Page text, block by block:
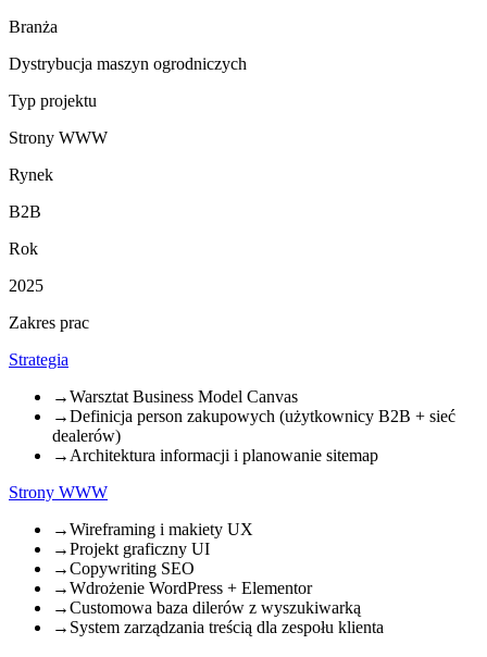
Branża
Dystrybucja maszyn ogrodniczych
Typ projektu
Strony WWW
Rynek
B2B
Rok
2025
Zakres prac
Strategia
→Warsztat Business Model Canvas
→Definicja person zakupowych (użytkownicy B2B + sieć
dealerów)
→ Architektura informacji i planowanie sitemap
Strony WWW
→Wireframing i makiety UX
→Projekt graficzny UI
→Copywriting SEO
→Wdrożenie WordPress + Elementor
→Customowa baza dilerów z wyszukiwarką
→ System zarządzania treścią dla zespołu klienta